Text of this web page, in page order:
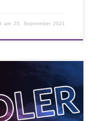
am 25. September 2021
von Linken und